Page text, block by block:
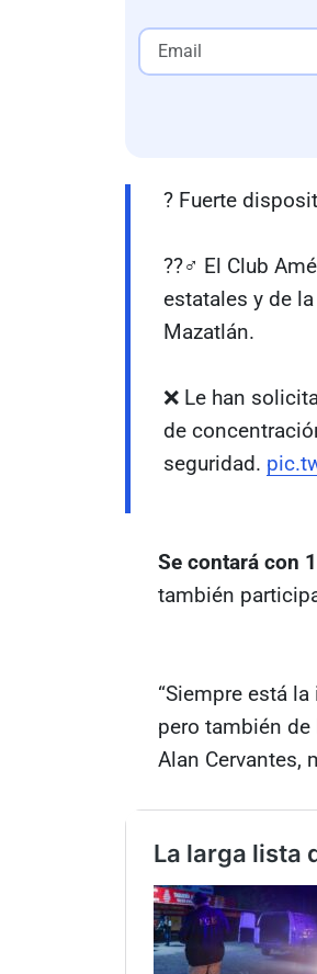
? Fuerte
??‍♂️ El Club
estatales y de
Mazatlán.
❌ Le han
de
seguridad.
Se contará con
también
“Siempre está
pero también
Alan Cervantes,